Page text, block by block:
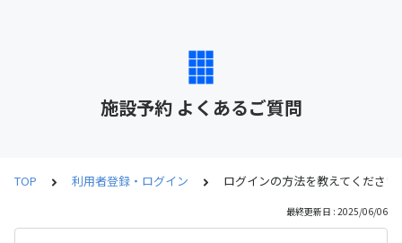
施設予約 よくあるご質問
TOP 利用者登録・ログイン ログインの方法を教えてください
最終更新日 : 2025/06/06